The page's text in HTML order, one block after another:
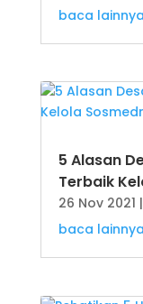
baca lainnya
5 Alasan
Terbaik
26 Nov 2021
baca lainnya